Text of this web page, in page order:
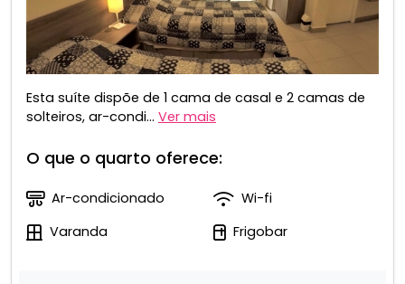
Esta suíte dispõe de 1 cama de casal e 2 camas de
solteiros, ar-condi... Ver mais
O que o quarto oferece:
Ar-condicionado
Wi-fi
Varanda
Frigobar